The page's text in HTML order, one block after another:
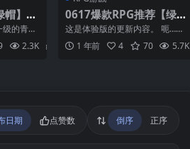
】南
ャン
化】
的青梅
。 在1x
2.3K
0617爆款RPG推荐【绿帽
出轨】污秽的苍银~穢れゆ
く蒼銀 体験版ver0.6【AI
加载汉化】
这是体验版的更新内容。 呃…？
能玩到什么程度呢？ 比起上次只
是多了些细枝末节……...
1 年前 4 70 5.7K
日期 点赞数 倒序 正序